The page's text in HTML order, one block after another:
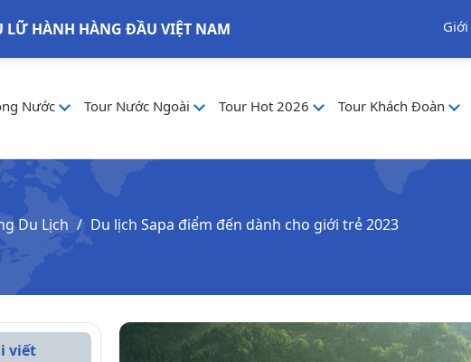
LỮ HÀNH HÀNG ĐẦU VIỆT NAM
Nước Tour Nước Ngoài Tour Hot 2026 Tour Khách Đoàn
Du Lịch Du lịch Sapa điểm đến dành cho giới trẻ 2023
viết